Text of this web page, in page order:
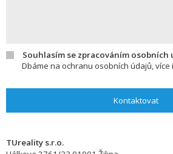
Souhlasím se zpracováním osobních
Dbáme na ochranu osobních údajů,
Kontaktovat
TUreality s.r.o.